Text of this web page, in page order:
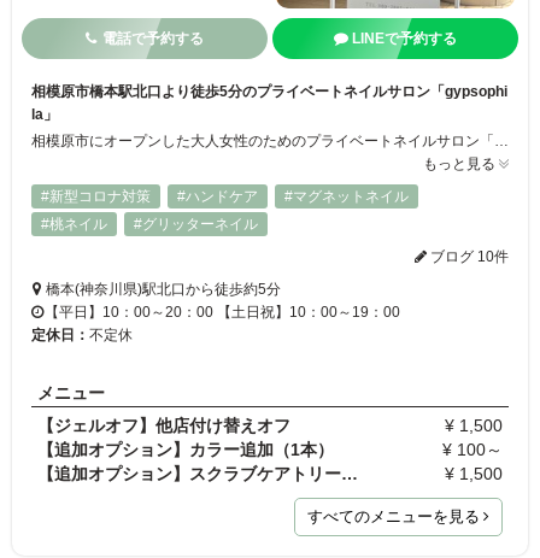
電話で予約する LINEで予約する
相模原市橋本駅北口より徒歩5分のプライベートネイルサロン「gypsophi
la」
相模原市にオープンした大人女性のためのプライベートネイルサロン「gypsophila」♪橋本駅北口から徒歩5分とアクセスも抜群！ また、お爪に優しいジェル「パラジェル」導入店です。追加料金なく変更可能です。 日本ネイリスト協会（JNA）認定スクールを卒業した1級上級ネイリストがお一人お一人の爪の状態とやりたいデザインを丁寧にカウンセリングし再現いたします！
もっと見る
#新型コロナ対策
#ハンドケア
#マグネットネイル
#桃ネイル
#グリッターネイル
ブログ 10件
橋本(神奈川県)駅北口から徒歩約5分
【平日】10：00～20：00 【土日祝】10：00～19：00
定休日： 不定休
メニュー
【ジェルオフ】他店付け替えオフ
¥ 1,500
【追加オプション】カラー追加（1本）
¥ 100～
【追加オプション】スクラブケアトリートメント
¥ 1,500
すべてのメニューを見る